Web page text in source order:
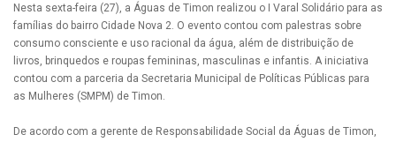
Nesta sexta-feira (27), a Águas de Timon realizou o I Varal Solidário para as
famílias do bairro Cidade Nova 2. O evento contou com palestras sobre
consumo consciente e uso racional da água, além de distribuição de
livros, brinquedos e roupas femininas, masculinas e infantis. A iniciativa
contou com a parceria da Secretaria Municipal de Políticas Públicas para
as Mulheres (SMPM) de Timon.
De acordo com a gerente de Responsabilidade Social da Águas de Timon,